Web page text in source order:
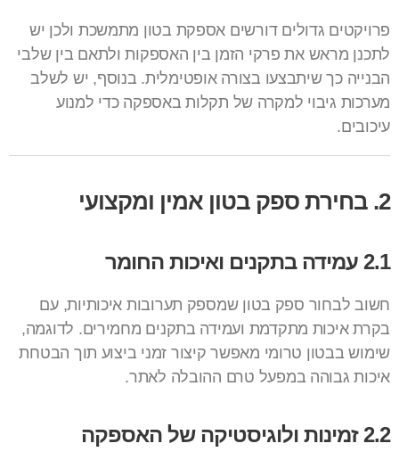
פרויקטים גדולים דורשים אספקת בטון מתמשכת ולכן יש
לתכנן מראש את פרקי הזמן בין האספקות ולתאם בין שלבי
הבנייה כך שיתבצעו בצורה אופטימלית. בנוסף, יש לשלב
מערכות גיבוי למקרה של תקלות באספקה כדי למנוע
עיכובים.
2. בחירת ספק בטון אמין ומקצועי
2.1 עמידה בתקנים ואיכות החומר
חשוב לבחור ספק בטון שמספק תערובות איכותיות, עם
בקרת איכות מתקדמת ועמידה בתקנים מחמירים. לדוגמה,
שימוש בבטון טרומי מאפשר קיצור זמני ביצוע תוך הבטחת
איכות גבוהה במפעל טרם ההובלה לאתר.
2.2 זמינות ולוגיסטיקה של האספקה